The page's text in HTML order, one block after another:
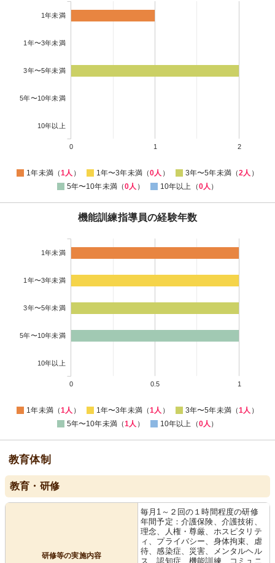
1年未満
1年〜3年未満
3年〜5年未満
5年〜10年未満
10年以上
0 1 2
1年未満（1人 ） 1年〜3年未満（0人 ） 3年〜5年未満（2人 ）
5年〜10年未満（0人 ） 10年以上（0人 ）
機能訓練指導員の経験年数
1年未満
1年〜3年未満
3年〜5年未満
5年〜10年未満
10年以上
0 0.5 1
1年未満（1人 ） 1年〜3年未満（1人 ） 3年〜5年未満（1人 ）
5年〜10年未満（1人 ） 10年以上（0人 ）
教育体制
教育・研修
研修等の実施内容
毎月1～２回の１時間程度の研修
年間予定：介護保険、介護技術、
理念、人権・尊厳、ホスピタリテ
ィ、プライバシー、身体拘束、虐
待、感染症、災害、メンタルヘル
ス、認知症、機能訓練、コミュニ